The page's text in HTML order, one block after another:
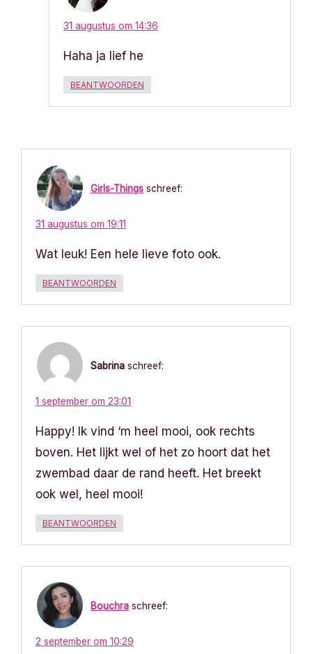
31 augustus om 14:36
Haha ja lief he
BEANTWOORDEN
Girls-Things schreef:
31 augustus om 19:11
Wat leuk! Een hele lieve foto ook.
BEANTWOORDEN
Sabrina schreef:
1 september om 23:01
Happy! Ik vind ‘m heel mooi, ook rechts
boven. Het lijkt wel of het zo hoort dat het
zwembad daar de rand heeft. Het breekt
ook wel, heel mooi!
BEANTWOORDEN
Bouchra schreef:
2 september om 10:29